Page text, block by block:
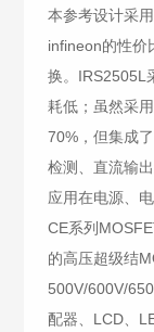
本参考设计采
infineon的性价
换。IRS2505L
耗低；虽然采
70%，但集成
检测、直流输
应用在电源、
CE系列
的高压超级结
500V/600V/
配器、LCD、